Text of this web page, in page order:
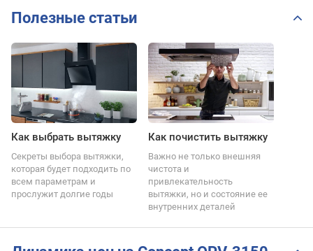
Полезные статьи
Как выбрать вытяжку
Секреты выбора вытяжки,
которая будет подходить по
всем параметрам и
прослужит долгие годы
Как почистить вытяжку
Важно не только внешняя
чистота и
привлекательность
вытяжки, но и состояние ее
внутренних деталей